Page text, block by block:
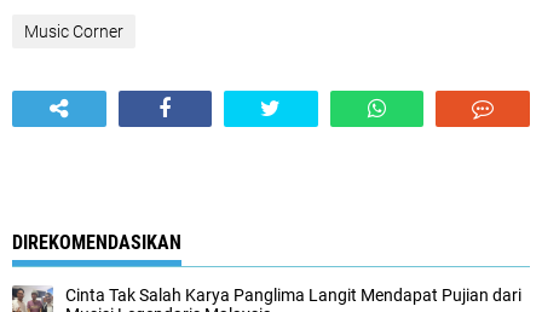
Music Corner
DIREKOMENDASIKAN
Cinta Tak Salah Karya Panglima Langit Mendapat Pujian dari